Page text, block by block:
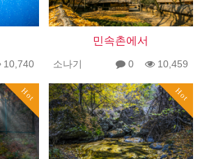
10,740
민속촌에서
소나기 0 10,459
Hot Hot